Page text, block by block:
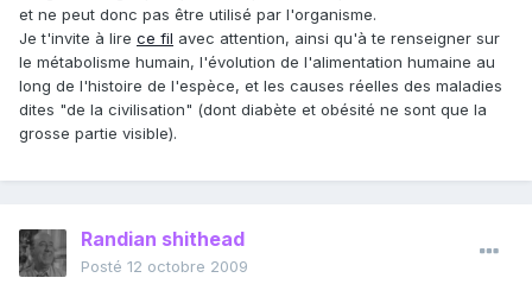
et ne peut donc pas être utilisé par l'organisme.
Je t'invite à lire ce fil avec attention, ainsi qu'à te renseigner sur
le métabolisme humain, l'évolution de l'alimentation humaine au
long de l'histoire de l'espèce, et les causes réelles des maladies
dites "de la civilisation" (dont diabète et obésité ne sont que la
grosse partie visible).
Randian shithead
Posté 12 octobre 2009